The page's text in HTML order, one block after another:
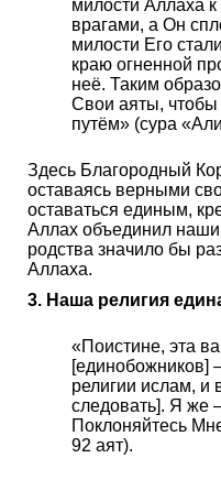
милости Аллаха
врагами, а Он
милости Его
краю огненной
неё. Таким
Свои аяты,
путём» (сура
Здесь Благородный
оставаясь верными
оставаться единым,
Аллах объединил наши
родства значило бы
Аллаха.
3. Наша религия
«Поистине, эта
[единобожников]
религии ислам,
следовать]. Я же
Поклоняйтесь
92 аят).